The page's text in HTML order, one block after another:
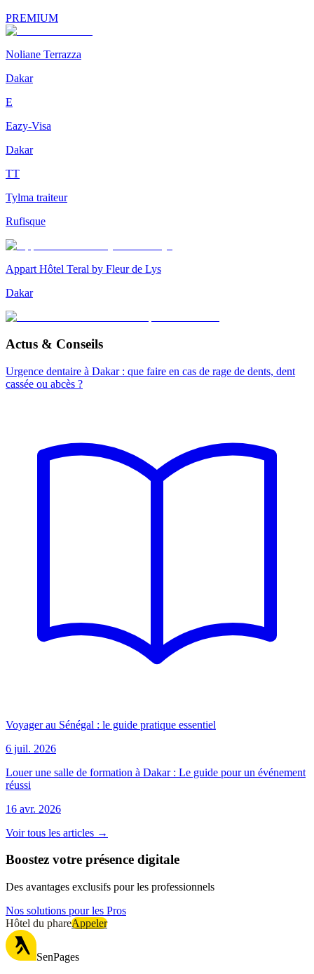
PREMIUM
Noliane Terrazza
Dakar
E
Eazy-Visa
Dakar
TT
Tylma traiteur
Rufisque
Appart Hôtel Teral by Fleur de Lys
Dakar
Actus & Conseils
Urgence dentaire à Dakar : que faire en cas de rage de dents, dent
cassée ou abcès ?
Voyager au Sénégal : le guide pratique essentiel
6 juil. 2026
Louer une salle de formation à Dakar : Le guide pour un événement
réussi
16 avr. 2026
Voir tous les articles →
Boostez votre présence digitale
Des avantages exclusifs pour les professionnels
Nos solutions pour les Pros
Hôtel du phareAppeler
SenPages